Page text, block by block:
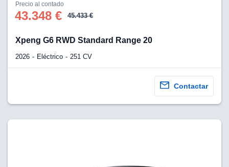
Precio al contado
43.348 € 45.433 €
Xpeng G6 RWD Standard Range 20
2026 Eléctrico 251 CV
Contactar